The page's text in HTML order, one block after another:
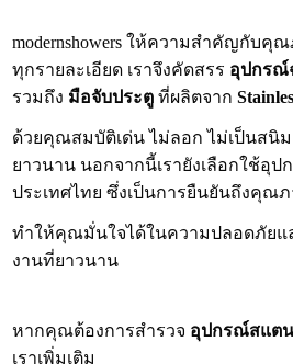
modernshowers ให้ความสำคัญกับ
ทุกรายละเอียด เราจึงคัดสรร อุปกรณ์
รวมถึง มือจับประตู ที่ผลิตจาก
ด้วยคุณสมบัติเด่น ไม่ลอก ไม่เป็นสนิ
ยาวนาน นอกจากนี้เรายังเลือกใช้อุ
ประเทศไทย ซึ่งเป็นการยืนยันถึงคุณ
ทำให้คุณมั่นใจได้ในความปลอดภัยแ
งานที่ยาวนาน
หากคุณต้องการสำรวจ อุปกรณ์สแต
เราเพิ่มเติม